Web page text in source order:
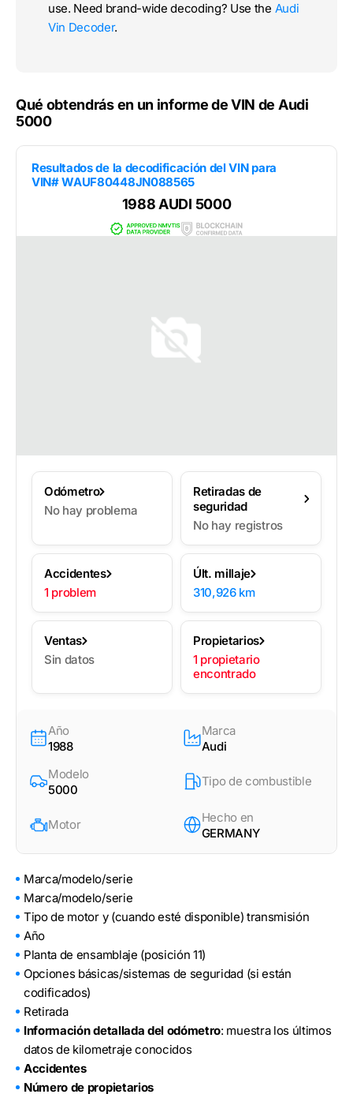
use. Need brand-wide decoding? Use the Audi
Vin Decoder.
Qué obtendrás en un informe de VIN de Audi
5000
Resultados de la decodificación del VIN para
VIN# WAUF80448JN088565
1988 AUDI 5000
Odómetro
No hay problema
Retiradas de
seguridad
No hay registros
Accidentes
1 problem
Últ. millaje
310,926 km
Ventas
Sin datos
Propietarios
1 propietario
encontrado
Año
1988
Marca
Audi
Modelo
5000
Tipo de combustible
Motor
Hecho en
GERMANY
Marca/modelo/serie
Marca/modelo/serie
Tipo de motor y (cuando esté disponible) transmisión
Año
Planta de ensamblaje (posición 11)
Opciones básicas/sistemas de seguridad (si están
codificados)
Retirada
Información detallada del odómetro: muestra los últimos
datos de kilometraje conocidos
Accidentes
Número de propietarios